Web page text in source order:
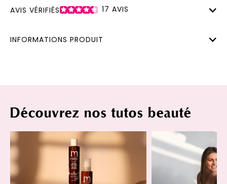
AVIS VÉRIFIÉS 17 AVIS
INFORMATIONS PRODUIT
Découvrez nos tutos beauté